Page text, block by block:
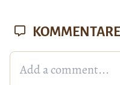
KOMMENTARE